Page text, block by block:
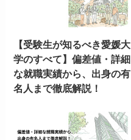
【受験生が知るべき愛媛大
学のすべて】偏差値・詳細
な就職実績から、出身の有
名人まで徹底解説！